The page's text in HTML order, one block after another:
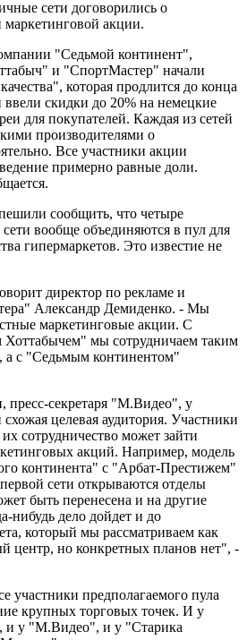
сети договорились о
акции.
"Седьмой континент",
и "СпортМастер" начали
которая продлится до конца
ввели скидки до 20% на немецкие
для покупателей. Каждая из сетей
производителями о
Все участники акции
примерно равные доли.
сообщить, что четыре
вообще объединяются в пул для
гипермаркетов. Это известие не
директор по рекламе и
Александр Демиденко. - Мы
маркетинговые акции. С
мы сотрудничаем таким
а с "Седьмым континентом"
пресс-секретаря "М.Видео", у
целевая аудитория. Участники
сотрудничество может зайти
акций. Например, модель
континента" с "Арбат-Престижем"
сети открываются отделы
быть перенесена и на другие
нибудь дело дойдет и до
который мы рассматриваем как
центр, но конкретных планов нет", -
участники предполагаемого пула
крупных торговых точек. И у
и у "М.Видео", и у "Старика